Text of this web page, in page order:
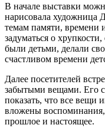
В начале выставки
нарисовала художница
темам памяти, времени
задуматься о
были детьми, делали
счастливом времени
Далее посетителей
забытыми вещами. Его
показать, что все вещи
вложены
прошлое и настоящее.